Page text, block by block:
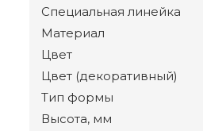
Специальная линейка
Материал
Цвет
Цвет (декоративный)
Тип формы
Высота, мм